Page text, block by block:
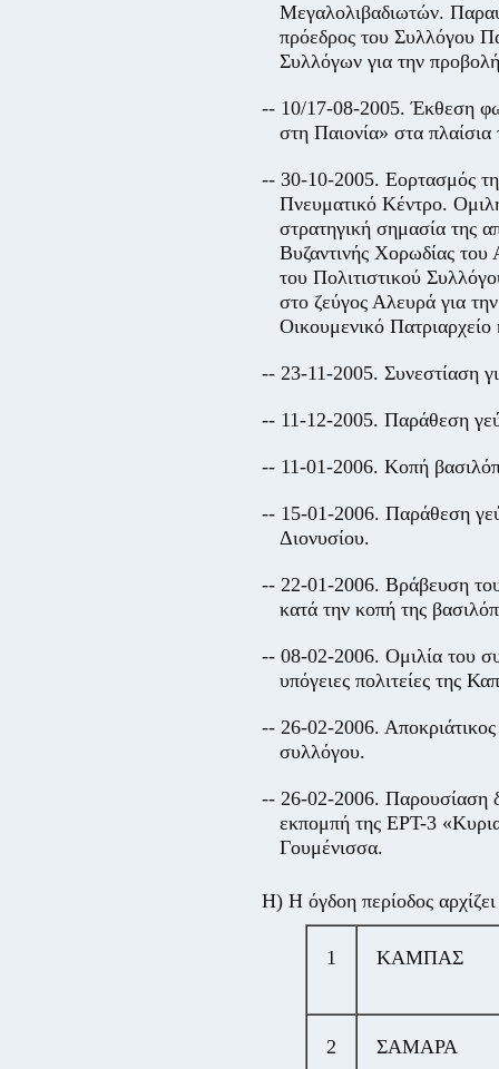
Μεγαλολιβαδιωτών.
πρόεδρος του Συλλόγου
Συλλόγων για την
-- 10/17-08-2005. Έκθεση
στη Παιονία» στα
-- 30-10-2005. Εορτασμός
Πνευματικό Κέντρο.
στρατηγική σημασία της
Βυζαντινής Χορωδίας του
του Πολιτιστικού
στο ζεύγος Αλευρά για
Οικουμενικό
-- 23-11-2005. Συνεστίαση
-- 11-12-2005. Παράθεση
-- 11-01-2006. Κοπή
-- 15-01-2006. Παράθεση
Διονυσίου.
-- 22-01-2006. Βράβευση
κατά την κοπή της
-- 08-02-2006. Ομιλία του
υπόγειες πολιτείες της
-- 26-02-2006.
συλλόγου.
-- 26-02-2006. Παρουσίαση
εκπομπή της ΕΡΤ-3
Γουμένισσα.
Η) Η όγδοη περίοδος
1 ΚΑΜΠΑΣ
2 ΣΑΜΑΡΑ